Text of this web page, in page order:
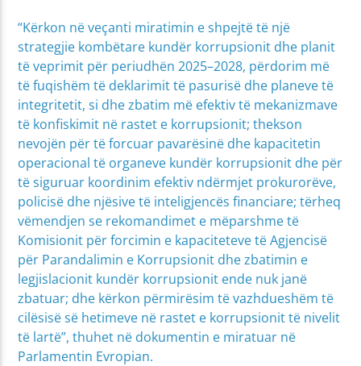
“Kërkon në veçanti miratimin e shpejtë të një
strategjie kombëtare kundër korrupsionit dhe planit
të veprimit për periudhën 2025–2028, përdorim më
të fuqishëm të deklarimit të pasurisë dhe planeve të
integritetit, si dhe zbatim më efektiv të mekanizmave
të konfiskimit në rastet e korrupsionit; thekson
nevojën për të forcuar pavarësinë dhe kapacitetin
operacional të organeve kundër korrupsionit dhe për
të siguruar koordinim efektiv ndërmjet prokurorëve,
policisë dhe njësive të inteligjencës financiare; tërheq
vëmendjen se rekomandimet e mëparshme të
Komisionit për forcimin e kapaciteteve të Agjencisë
për Parandalimin e Korrupsionit dhe zbatimin e
legjislacionit kundër korrupsionit ende nuk janë
zbatuar; dhe kërkon përmirësim të vazhdueshëm të
cilësisë së hetimeve në rastet e korrupsionit të nivelit
të lartë”, thuhet në dokumentin e miratuar në
Parlamentin Evropian.